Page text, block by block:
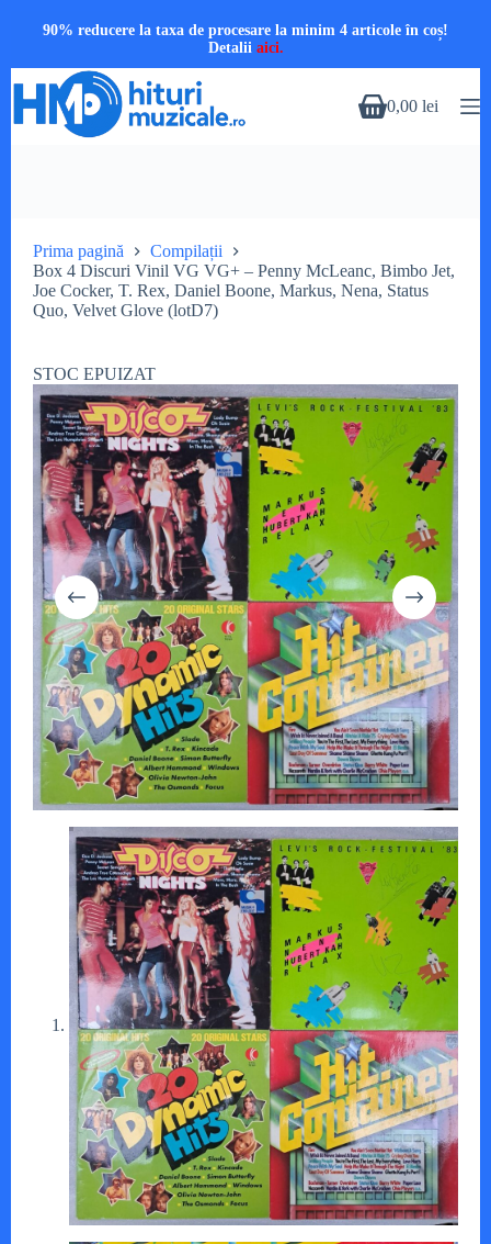
90% reducere la taxa de procesare la minim 4 articole în coș!
Detalii aici.
conținut
Coș0,00 lei
Prima pagină
Compilații
Box 4 Discuri Vinil VG VG+ – Penny McLeanc, Bimbo Jet,
Joe Cocker, T. Rex, Daniel Boone, Markus, Nena, Status
Quo, Velvet Glove (lotD7)
STOC EPUIZAT